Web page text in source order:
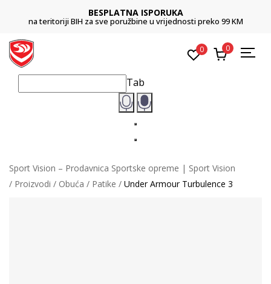
preko 99 KM
CLICK & COLLECT
Platite karticom online i preuzmite u
0 0
Tab
Sport Vision – Prodavnica Sportske opreme | Sport Vision
Proizvodi
Obuća Patike Under Armour Turbulence 3